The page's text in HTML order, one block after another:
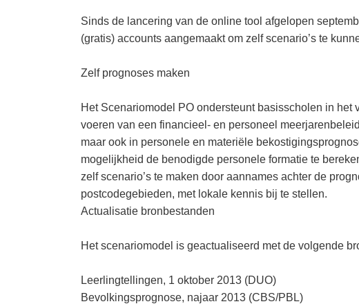
Sinds de lancering van de online tool afgelopen
(gratis) accounts aangemaakt om zelf scenario’s te
Zelf prognoses maken
Het Scenariomodel PO ondersteunt basisscholen in
voeren van een financieel- en personeel
maar ook in personele en materiële
mogelijkheid de benodigde personele formatie te
zelf scenario’s te maken door aannames achter de
postcodegebieden, met lokale kennis bij te stellen.
Actualisatie bronbestanden
Het scenariomodel is geactualiseerd met de volgende
Leerlingtellingen, 1 oktober 2013 (DUO)
Bevolkingsprognose, najaar 2013 (CBS/PBL)